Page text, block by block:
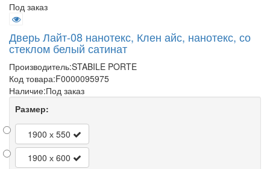
Под заказ
Дверь Лайт-08 нанотекс, Клен айс, нанотекс, со
стеклом белый сатинат
Производитель:STABILE PORTE
Код товара:F0000095975
Наличие:Под заказ
Размер:
1900 х 550
1900 х 600